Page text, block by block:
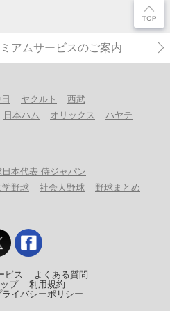
アムサービスのご案内
ヤクルト
西武
日本ハム オリックス
ハヤテ
日本代表 侍ジャパン
学野球 社会人野球 野球まとめ
ビス
よくある質問
プ
利用規約
ライバシーポリシー